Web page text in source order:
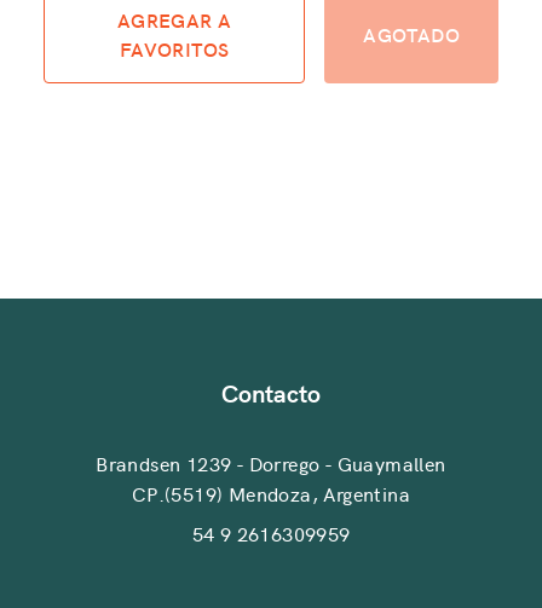
AGREGAR A
FAVORITOS
AGOTADO
Contacto
Brandsen 1239 - Dorrego - Guaymallen
CP.(5519) Mendoza, Argentina
54 9 2616309959